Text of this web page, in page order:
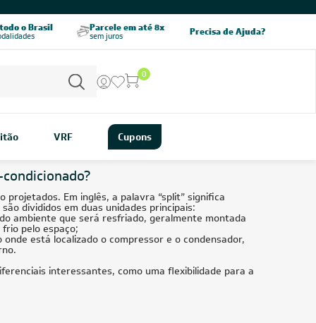
Precisa de Ajuda?
o Brasil Parcele em até 8x
sem juros
5% OFF no PIX
pagamento à vista
0
VRF Cupons
Em inglês, a palavra “split” significa
divididos em duas unidades principais:
ambiente que será resfriado, geralmente montada
pelo espaço;
está localizado o compressor e o condensador,
interessantes, como uma flexibilidade para a